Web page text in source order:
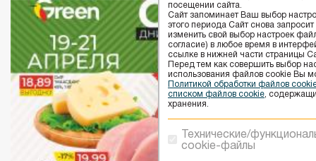
посещении сайта.
Сайт запоминает Ваш выбор
этого периода Сайт снова
изменить свой выбор настроек
согласие) в любое время в
ссылке в нижней части страницы
Перед тем как совершить выбор
использования файлов сookie Вы
Политикой обработки файлов
списком файлов cookie ,
хранения.
Технические/
cookie-файлы